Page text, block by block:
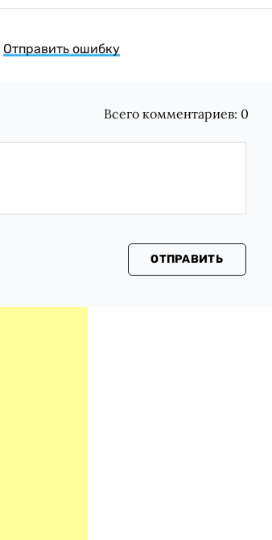
Отправить ошибку
Всего комментариев: 0
ОТПРАВИТЬ